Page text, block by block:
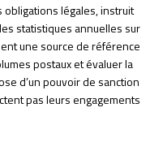
légales, instruit
statistiques annuelles sur
une source de référence
postaux et évaluer la
d’un pouvoir de sanction
pas leurs engagements